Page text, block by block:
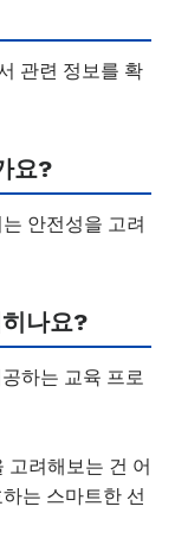
관련 정보를 확
요?
안전성을 고려
나요?
하는 교육 프로
고려해보는 건 어
는 스마트한 선